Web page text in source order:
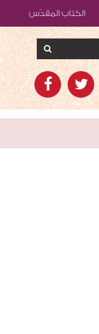
الكتاب المقدّس